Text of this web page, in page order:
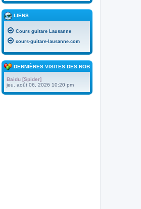
LIENS
Cours guitare Lausanne
cours-guitare-lausanne.com
DERNIÈRES VISITES DES ROBOTS
Baidu [Spider]
jeu. août 06, 2026 10:20 pm